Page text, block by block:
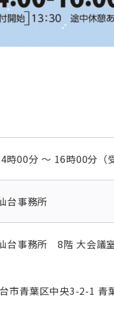
00分 ～ 16時00分（
台事務所
台事務所 8階 大会議
青葉区中央3-2-1 青